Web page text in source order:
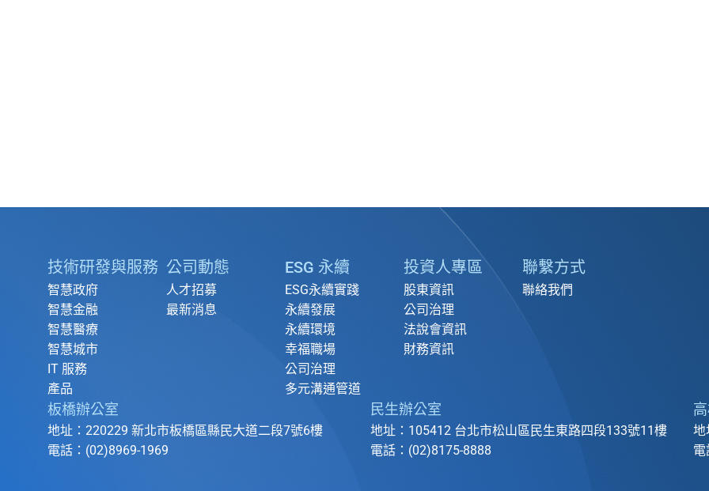
技術研發與服務
智慧政府
智慧金融
智慧醫療
智慧城市
IT 服務
產品
公司動態
人才招募
最新消息
ESG 永續
ESG永續實踐
永續發展
永續環境
幸福職場
公司治理
多元溝通管道
投資人專區
股東資訊
公司治理
法說會資訊
財務資訊
聯繫方式
聯絡我們
板橋辦公室
地址：220229 新北市板橋區縣民大道二段7號6樓
電話：(02)8969-1969
民生辦公室
地址：105412 台北市松山區民生東路四段133號11樓
電話：(02)8175-8888
地